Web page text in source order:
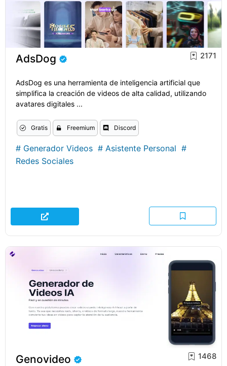
AdsDog 2171
AdsDog es una herramienta de inteligencia artificial que
simplifica la creación de videos de alta calidad, utilizando
avatares digitales ...
Gratis Freemium Discord
# Generador Videos # Asistente Personal #
Redes Sociales
Genovideo 1468